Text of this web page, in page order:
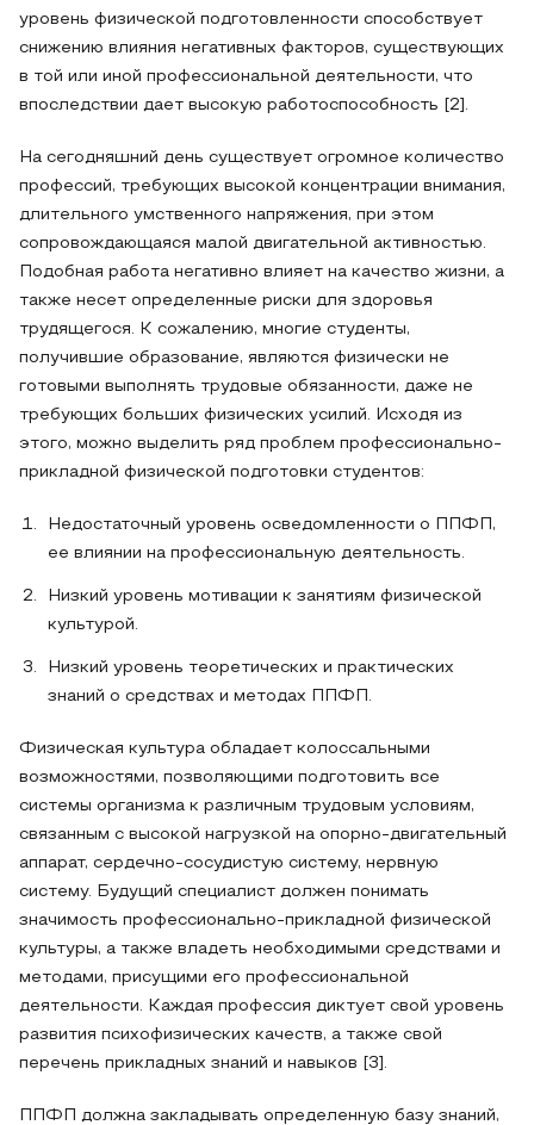
уровень физической подготовленности способствует
снижению влияния негативных факторов, существующих
в той или иной профессиональной деятельности, что
впоследствии дает высокую работоспособность [2].
На сегодняшний день существует огромное количество
профессий, требующих высокой концентрации внимания,
длительного умственного напряжения, при этом
сопровождающаяся малой двигательной активностью.
Подобная работа негативно влияет на качество жизни, а
также несет определенные риски для здоровья
трудящегося. К сожалению, многие студенты,
получившие образование, являются физически не
готовыми выполнять трудовые обязанности, даже не
требующих больших физических усилий. Исходя из
этого, можно выделить ряд проблем профессионально-
прикладной физической подготовки студентов:
Недостаточный уровень осведомленности о ППФП,
ее влиянии на профессиональную деятельность.
Низкий уровень мотивации к занятиям физической
культурой.
Низкий уровень теоретических и практических
знаний о средствах и методах ППФП.
Физическая культура обладает колоссальными
возможностями, позволяющими подготовить все
системы организма к различным трудовым условиям,
связанным с высокой нагрузкой на опорно-двигательный
аппарат, сердечно-сосудистую систему, нервную
систему. Будущий специалист должен понимать
значимость профессионально-прикладной физической
культуры, а также владеть необходимыми средствами и
методами, присущими его профессиональной
деятельности. Каждая профессия диктует свой уровень
развития психофизических качеств, а также свой
перечень прикладных знаний и навыков [3].
ППФП должна закладывать определенную базу знаний,